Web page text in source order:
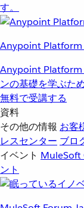
す。
Anypoint Platform
Anypoint Platform
ンの基礎を学ぶた
無料で受講する
資料
その他の情報 お客
レスセンター ブロ
イベント MuleSoft
ント